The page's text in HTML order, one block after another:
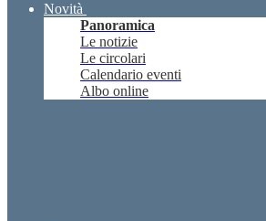
Novità
Panoramica
Le notizie
Le circolari
Calendario eventi
Albo online